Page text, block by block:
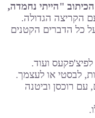
"הייתי נחמדה,
הקריצה הגדולה.
כל הדברים הקטנים
ועוד.
לבסטי או לעצמך.
עם רוכסן וביטנה